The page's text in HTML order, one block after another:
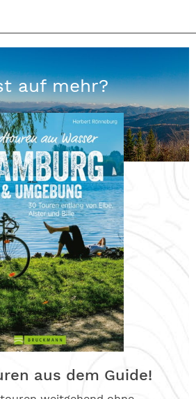
auf mehr?
aus dem Guide!